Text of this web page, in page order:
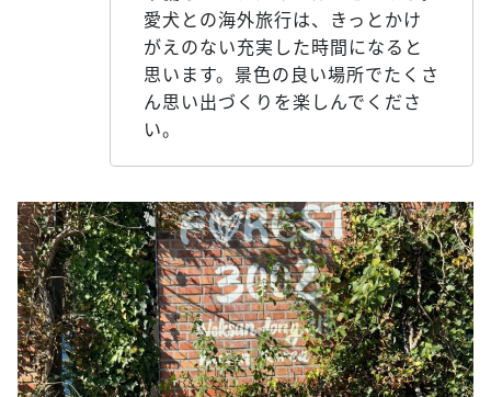
愛犬との海外旅行は、きっとかけ
がえのない充実した時間になると
思います。景色の良い場所でたくさ
ん思い出づくりを楽しんでくださ
い。